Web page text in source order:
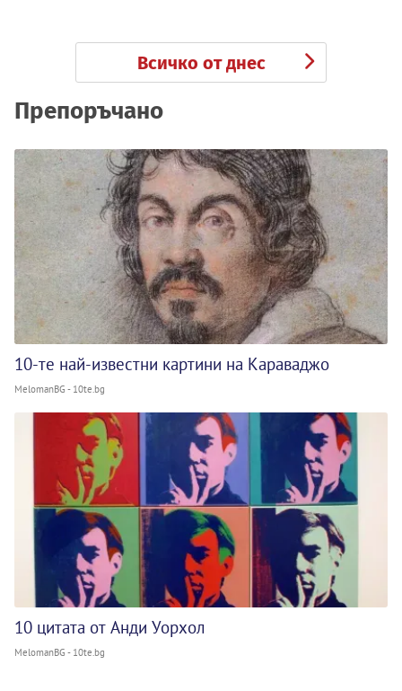
Всичко от днес
Препоръчано
10-те най-известни картини на Караваджо
MelomanBG - 10te.bg
10 цитата от Анди Уорхол
MelomanBG - 10te.bg